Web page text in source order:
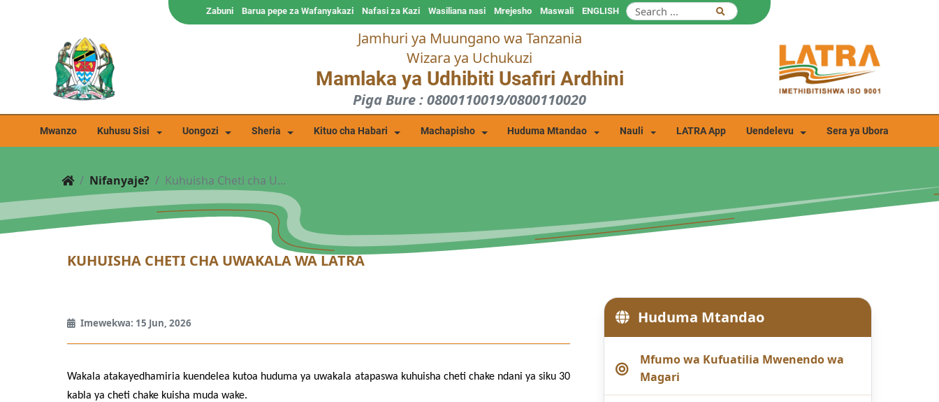
ENGLISH
Maswali
Mrejesho
Wasiliana nasi
Nafasi za Kazi
Barua pepe za Wafanyakazi
Zabuni
Jamhuri ya Muungano wa Tanzania
Wizara ya Uchukuzi
Mamlaka ya Udhibiti Usafiri Ardhini
Piga Bure : 0800110019/0800110020
Mwanzo Kuhusu Sisi Uongozi Sheria Kituo cha Habari Machapisho Huduma Mtandao Nauli LATRA App Uendelevu Sera ya Ubora
Nifanyaje? Kuhuisha Cheti cha U...
KUHUISHA CHETI CHA UWAKALA WA LATRA
Imewekwa: 15 Jun, 2026
Wakala atakayedhamiria kuendelea kutoa huduma ya uwakala atapaswa kuhuisha cheti chake ndani ya siku 30
kabla ya cheti chake kuisha muda wake.
Huduma Mtandao
Mfumo wa Kufuatilia Mwenendo wa
Magari